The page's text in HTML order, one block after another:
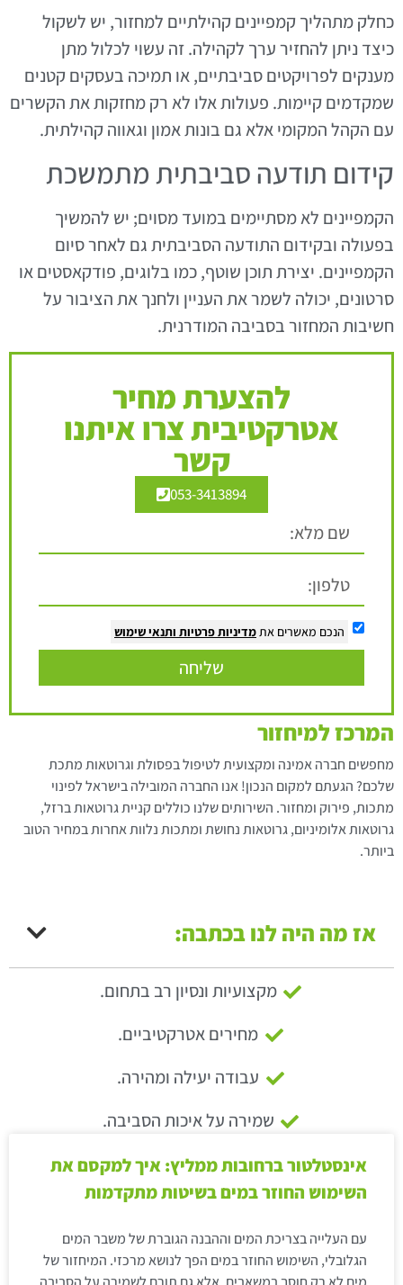
כחלק מתהליך קמפיינים קהילתיים למחזור, יש לשקול
כיצד ניתן להחזיר ערך לקהילה. זה עשוי לכלול מתן
מענקים לפרויקטים סביבתיים, או תמיכה בעסקים קטנים
שמקדמים קיימות. פעולות אלו לא רק מחזקות את הקשרים
עם הקהל המקומי אלא גם בונות אמון וגאווה קהילתית.
קידום תודעה סביבתית מתמשכת
הקמפיינים לא מסתיימים במועד מסוים; יש להמשיך
בפעולה ובקידום התודעה הסביבתית גם לאחר סיום
הקמפיינים. יצירת תוכן שוטף, כמו בלוגים, פודקאסטים או
סרטונים, יכולה לשמר את העניין ולחנך את הציבור על
חשיבות המחזור בסביבה המודרנית.
להצערת מחיר
אטרקטיבית צרו איתנו
קשר
053-3413894
הנכם מאשרים אתמדיניות פרטיות ותנאי שימוש
שליחה
המרכז למיחזור
מחפשים חברה אמינה ומקצועית לטיפול בפסולת וגרוטאות מתכת
שלכם? הגעתם למקום הנכון! אנו החברה המובילה בישראל לפינוי
מתכות, פירוק ומחזור. השירותים שלנו כוללים קניית גרוטאות ברזל,
גרוטאות אלומיניום, גרוטאות נחושת ומתכות נלוות אחרות במחיר הטוב
ביותר.
אז מה היה לנו בכתבה:
מקצועיות ונסיון רב בתחום.
מחירים אטרקטיביים.
עבודה יעילה ומהירה.
שמירה על איכות הסביבה.
אינסטלטור ברחובות ממליץ: איך למקסם את
השימוש החוזר במים בשיטות מתקדמות
עם העלייה בצריכת המים וההבנה הגוברת של משבר המים
הגלובלי, השימוש החוזר במים הפך לנושא מרכזי. המיחזור של